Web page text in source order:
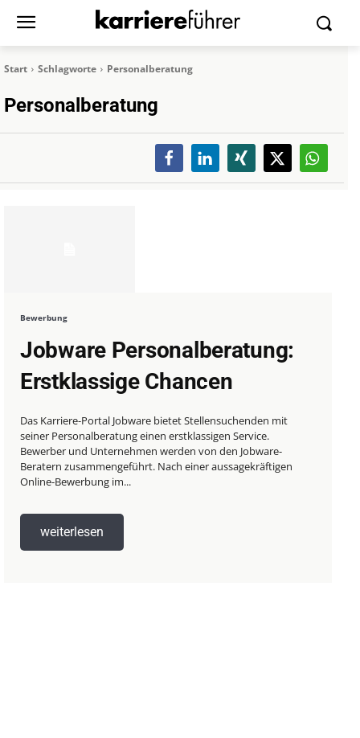
Start Schlagworte Personalberatung
Personalberatung
Bewerbung
Jobware Personalberatung:
Erstklassige Chancen
Das Karriere-Portal Jobware bietet Stellensuchenden mit
seiner Personalberatung einen erstklassigen Service.
Bewerber und Unternehmen werden von den Jobware-
Beratern zusammengeführt. Nach einer aussagekräftigen
Online-Bewerbung im...
weiterlesen